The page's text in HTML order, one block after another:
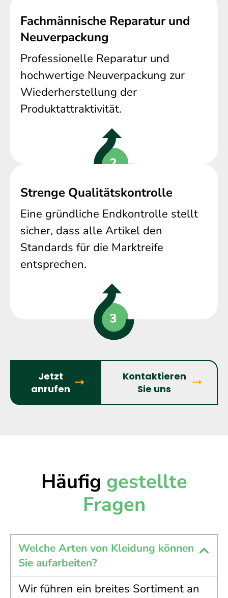
Fachmännische Reparatur und
Neuverpackung
Professionelle Reparatur und
hochwertige Neuverpackung zur
Wiederherstellung der
Produktattraktivität.
Strenge Qualitätskontrolle
Eine gründliche Endkontrolle stellt
sicher, dass alle Artikel den
Standards für die Marktreife
entsprechen.
Jetzt
anrufen
Kontaktieren
Sie uns
Häufig gestellte
Fragen
Welche Arten von Kleidung können
Sie aufarbeiten?
Wir führen ein breites Sortiment an